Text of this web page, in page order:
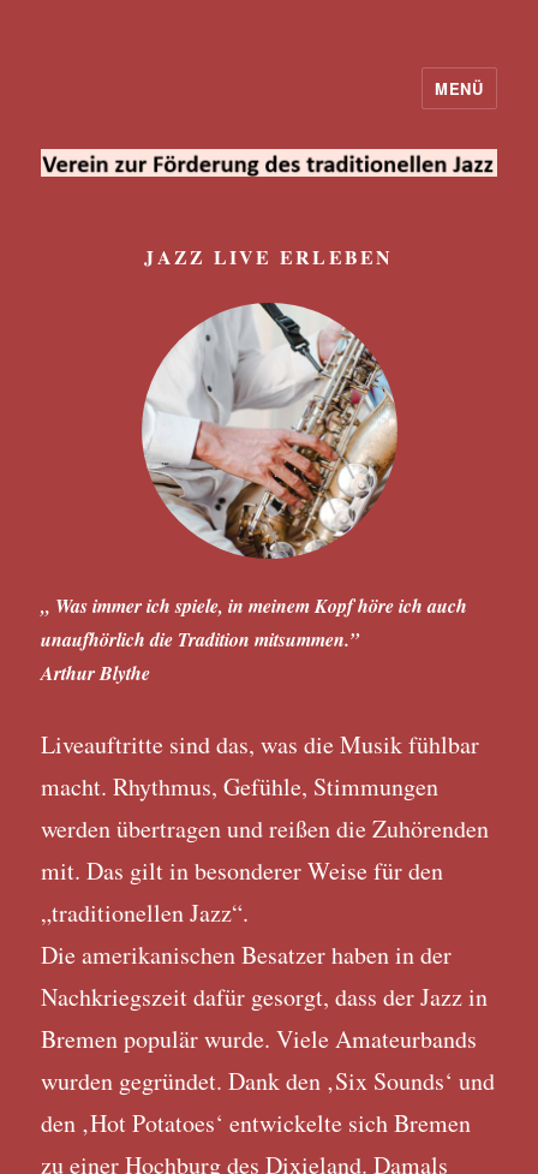
MENÜ
JAZZ LIVE ERLEBEN
„ Was immer ich spiele, in meinem Kopf höre ich auch
unaufhörlich die Tradition mitsummen.”
Arthur Blythe
Liveauftritte sind das, was die Musik fühlbar
macht. Rhythmus, Gefühle, Stimmungen
werden übertragen und reißen die Zuhörenden
mit. Das gilt in besonderer Weise für den
„traditionellen Jazz“.
Die amerikanischen Besatzer haben in der
Nachkriegszeit dafür gesorgt, dass der Jazz in
Bremen populär wurde. Viele Amateurbands
wurden gegründet. Dank den ‚Six Sounds‘ und
den ‚Hot Potatoes‘ entwickelte sich Bremen
zu einer Hochburg des Dixieland. Damals